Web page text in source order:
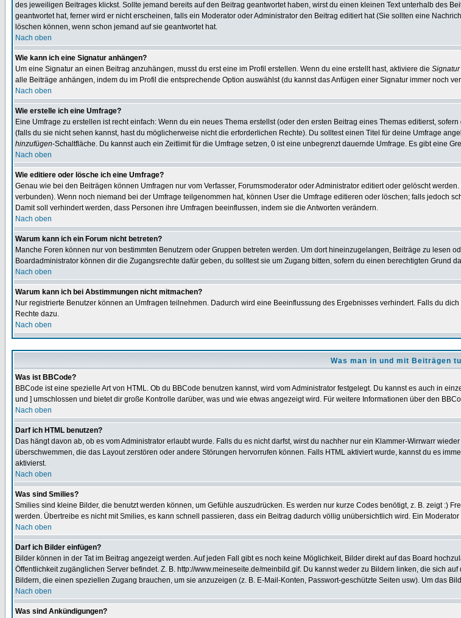
des jeweiligen Beitrages klickst. Sollte jemand bereits auf den Beitrag geantwortet haben, wirst du einen kleinen Text unterhalb des
geantwortet hat, ferner wird er nicht erscheinen, falls ein Moderator oder Administrator den Beitrag editiert hat (Sie sollten eine
löschen können, wenn schon jemand auf sie geantwortet hat.
Nach oben
Wie kann ich eine Signatur anhängen?
Um eine Signatur an einen Beitrag anzuhängen, musst du erst eine im Profil erstellen. Wenn du eine erstellt hast, aktiviere die
alle Beiträge anhängen, indem du im Profil die entsprechende Option auswählst (du kannst das Anfügen einer Signatur immer noch
Nach oben
Wie erstelle ich eine Umfrage?
Eine Umfrage zu erstellen ist recht einfach: Wenn du ein neues Thema erstellst (oder den ersten Beitrag eines Themas editierst,
(falls du sie nicht sehen kannst, hast du möglicherweise nicht die erforderlichen Rechte). Du solltest einen Titel für deine Umfrage
hinzufügen-Schaltfläche. Du kannst auch ein Zeitlimit für die Umfrage setzen, 0 ist eine unbegrenzt dauernde Umfrage. Es gibt eine
Nach oben
Wie editiere oder lösche ich eine Umfrage?
Genau wie bei den Beiträgen können Umfragen nur vom Verfasser, Forumsmoderator oder Administrator editiert oder gelöscht
verbunden). Wenn noch niemand bei der Umfrage teilgenommen hat, können User die Umfrage editieren oder löschen; falls jedoch
Damit soll verhindert werden, dass Personen ihre Umfragen beeinflussen, indem sie die Antworten verändern.
Nach oben
Warum kann ich ein Forum nicht betreten?
Manche Foren können nur von bestimmten Benutzern oder Gruppen betreten werden. Um dort hineinzugelangen, Beiträge zu lesen
Boardadministrator können dir die Zugangsrechte dafür geben, du solltest sie um Zugang bitten, sofern du einen berechtigten Grund
Nach oben
Warum kann ich bei Abstimmungen nicht mitmachen?
Nur registrierte Benutzer können an Umfragen teilnehmen. Dadurch wird eine Beeinflussung des Ergebnisses verhindert. Falls du
Rechte dazu.
Nach oben
Was man in und mit Beiträgen
Was ist BBCode?
BBCode ist eine spezielle Art von HTML. Ob du BBCode benutzen kannst, wird vom Administrator festgelegt. Du kannst es auch in
und ] umschlossen und bietet dir große Kontrolle darüber, was und wie etwas angezeigt wird. Für weitere Informationen über den
Nach oben
Darf ich HTML benutzen?
Das hängt davon ab, ob es vom Administrator erlaubt wurde. Falls du es nicht darfst, wirst du nachher nur ein Klammer-Wirrwarr
überschwemmen, die das Layout zerstören oder andere Störungen hervorrufen können. Falls HTML aktiviert wurde, kannst du es
aktivierst.
Nach oben
Was sind Smilies?
Smilies sind kleine Bilder, die benutzt werden können, um Gefühle auszudrücken. Es werden nur kurze Codes benötigt, z. B. zeigt :)
werden. Übertreibe es nicht mit Smilies, es kann schnell passieren, dass ein Beitrag dadurch völlig unübersichtlich wird. Ein
Nach oben
Darf ich Bilder einfügen?
Bilder können in der Tat im Beitrag angezeigt werden. Auf jeden Fall gibt es noch keine Möglichkeit, Bilder direkt auf das Board
Öffentlichkeit zugänglichen Server befindet. Z. B. http://www.meineseite.de/meinbild.gif. Du kannst weder zu Bildern linken, die sich
Bildern, die einen speziellen Zugang brauchen, um sie anzuzeigen (z. B. E-Mail-Konten, Passwort-geschützte Seiten usw). Um das
Nach oben
Was sind Ankündigungen?